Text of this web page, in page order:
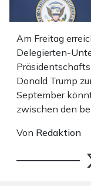
Am Freitag
Delegierten-
Donald Trump
September
zwischen den
Von Redaktion